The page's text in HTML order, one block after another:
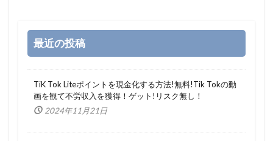
最近の投稿
TiK Tok Liteポイントを現金化する方法!無料!Tik Tokの動
画を観て不労収入を獲得！ゲット!リスク無し！
2024年11月21日